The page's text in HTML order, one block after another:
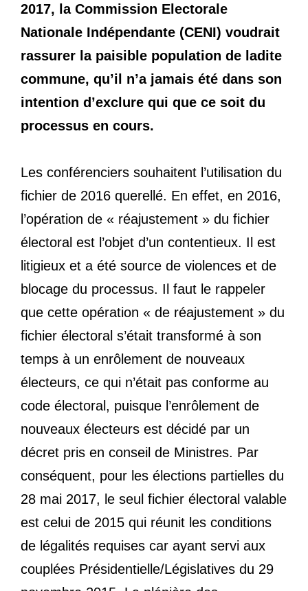
2017, la Commission Electorale
Nationale Indépendante (CENI) voudrait
rassurer la paisible population de ladite
commune, qu’il n’a jamais été dans son
intention d’exclure qui que ce soit du
processus en cours.
Les conférenciers souhaitent l’utilisation du
fichier de 2016 querellé. En effet, en 2016,
l’opération de « réajustement » du fichier
électoral est l’objet d’un contentieux. Il est
litigieux et a été source de violences et de
blocage du processus. Il faut le rappeler
que cette opération « de réajustement » du
fichier électoral s’était transformé à son
temps à un enrôlement de nouveaux
électeurs, ce qui n’était pas conforme au
code électoral, puisque l’enrôlement de
nouveaux électeurs est décidé par un
décret pris en conseil de Ministres. Par
conséquent, pour les élections partielles du
28 mai 2017, le seul fichier électoral valable
est celui de 2015 qui réunit les conditions
de légalités requises car ayant servi aux
couplées Présidentielle/Législatives du 29